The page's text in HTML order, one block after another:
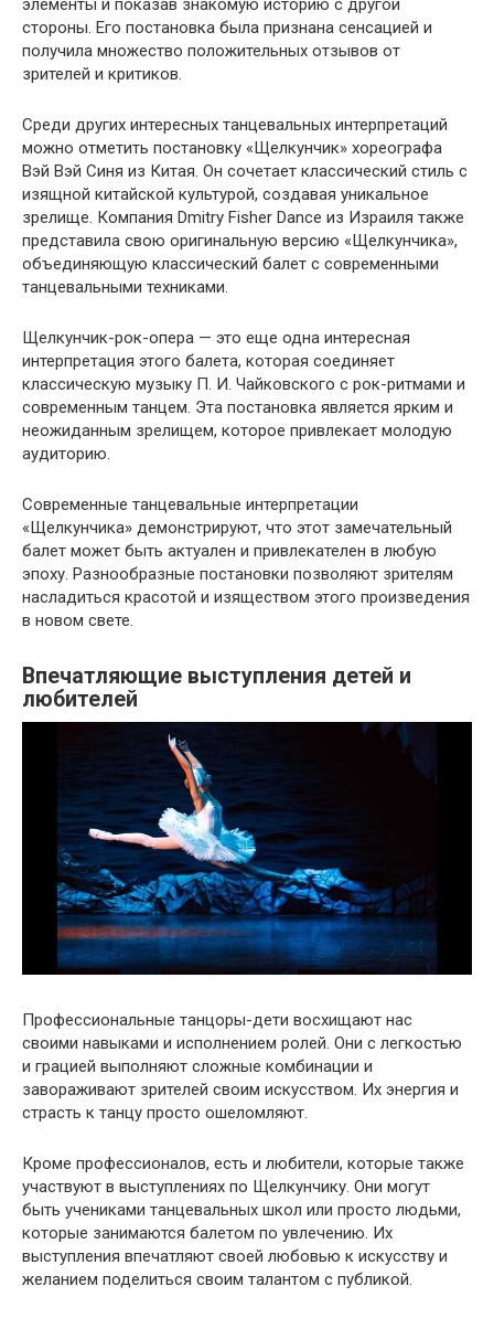
элементы и показав знакомую историю с другой
стороны. Его постановка была признана сенсацией и
получила множество положительных отзывов от
зрителей и критиков.
Среди других интересных танцевальных интерпретаций
можно отметить постановку «Щелкунчик» хореографа
Вэй Вэй Синя из Китая. Он сочетает классический стиль с
изящной китайской культурой, создавая уникальное
зрелище. Компания Dmitry Fisher Dance из Израиля также
представила свою оригинальную версию «Щелкунчика»,
объединяющую классический балет с современными
танцевальными техниками.
Щелкунчик-рок-опера — это еще одна интересная
интерпретация этого балета, которая соединяет
классическую музыку П. И. Чайковского с рок-ритмами и
современным танцем. Эта постановка является ярким и
неожиданным зрелищем, которое привлекает молодую
аудиторию.
Современные танцевальные интерпретации
«Щелкунчика» демонстрируют, что этот замечательный
балет может быть актуален и привлекателен в любую
эпоху. Разнообразные постановки позволяют зрителям
насладиться красотой и изяществом этого произведения
в новом свете.
Впечатляющие выступления детей и
любителей
Профессиональные танцоры-дети восхищают нас
своими навыками и исполнением ролей. Они с легкостью
и грацией выполняют сложные комбинации и
завораживают зрителей своим искусством. Их энергия и
страсть к танцу просто ошеломляют.
Кроме профессионалов, есть и любители, которые также
участвуют в выступлениях по Щелкунчику. Они могут
быть учениками танцевальных школ или просто людьми,
которые занимаются балетом по увлечению. Их
выступления впечатляют своей любовью к искусству и
желанием поделиться своим талантом с публикой.